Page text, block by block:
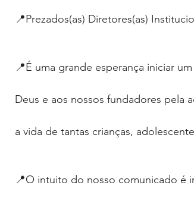
📍Prezados(as) Diretores(as)
📍É uma grande esperança iniciar
Deus e aos nossos fundadores pela
a vida de tantas crianças,
📍O intuito do nosso comunicado é